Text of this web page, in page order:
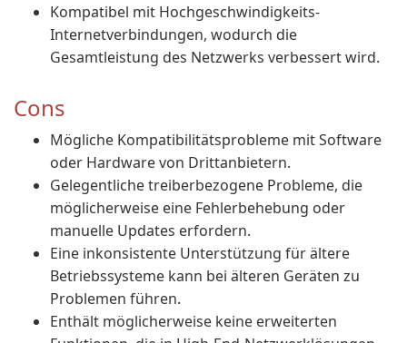
Kompatibel mit Hochgeschwindigkeits-
Internetverbindungen, wodurch die
Gesamtleistung des Netzwerks verbessert wird.
Cons
Mögliche Kompatibilitätsprobleme mit Software
oder Hardware von Drittanbietern.
Gelegentliche treiberbezogene Probleme, die
möglicherweise eine Fehlerbehebung oder
manuelle Updates erfordern.
Eine inkonsistente Unterstützung für ältere
Betriebssysteme kann bei älteren Geräten zu
Problemen führen.
Enthält möglicherweise keine erweiterten